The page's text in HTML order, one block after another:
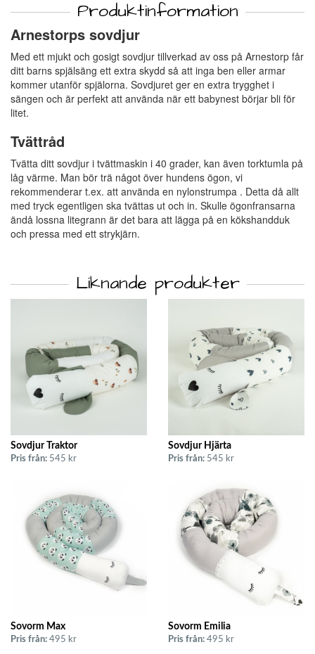
Produktinformation
Arnestorps sovdjur
Med ett mjukt och gosigt sovdjur tillverkad av oss på Arnestorp får
ditt barns spjälsäng ett extra skydd så att inga ben eller armar
kommer utanför spjälorna. Sovdjuret ger en extra trygghet i
sängen och är perfekt att använda när ett babynest börjar bli för
litet.
Tvättråd
Tvätta ditt sovdjur i tvättmaskin i 40 grader, kan även torktumla på
låg värme. Man bör trä något över hundens ögon, vi
rekommenderar t.ex. att använda en nylonstrumpa . Detta då allt
med tryck egentligen ska tvättas ut och in. Skulle ögonfransarna
ändå lossna litegrann är det bara att lägga på en kökshandduk
och pressa med ett strykjärn.
Liknande produkter
Sovdjur Traktor
Pris från: 545 kr
Sovdjur Hjärta
Pris från: 545 kr
Sovorm Max
Pris från: 495 kr
Sovorm Emilia
Pris från: 495 kr